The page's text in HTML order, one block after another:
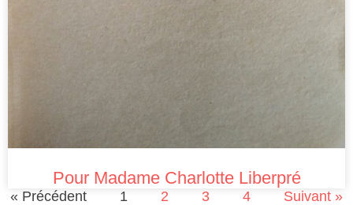
Pour Madame Charlotte Liberpré
« Précédent 1 2 3 4 Suivant »